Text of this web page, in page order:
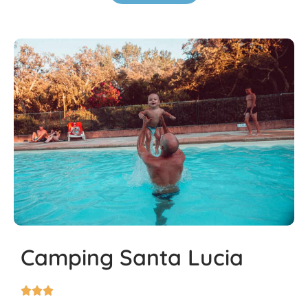
Camping Santa Lucia
